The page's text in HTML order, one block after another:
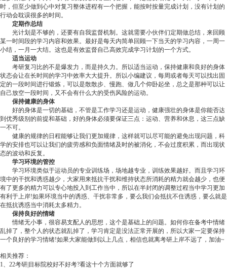
时，但至少做到心中对复习整体进程有一个把握，能按时按量完成计划，没有计划的
行动会耽误很多的时间。
定期作总结
光计划是不够的，还要有自我监督机制。这就需要小伙伴们定期做总结，来回顾
某一时间段的学习内容和效果。最好是每天内简单回顾一下当天的学习内容，一周一
小结，一月一大结。这也是有效监督自己高效完成学习计划的一个方式。
适当运动
考研复习比的不是爆发力，而是持久力。所以适当运动，保持健康和良好的身体
状态会让在长时间的学习中效率大大提升。所以小编建议，每周或者每天可以找出固
定的一段时间进行锻炼，可以是散散步、慢跑、做几个仰卧起坐，总之是那种可以让
自己放空一段时间，又不会有什么大的受伤风险的运动。
保持健康的身体
好的身体是一切的基础，不管是工作学习还是运动，健康强壮的身体是你能否达
到优秀级别的前提和基础，好的身体必须要保证三点：运动、营养和休息，这三点缺
一不可。
健康的规律的日程能够让我们更加规律，这样就可以尽可能的避免出现问题，科
学的安排也可以让我们的疲劳感和负面情绪及时的被消化，不会过度积累，而出现状
态的波动和反复。
学习环境的管控
学习环境类似于运动员的专业训练场，场地越专业，训练效果越好。而且学习环
境中的干扰和诱惑越少，大家用来抵抗干扰和维持状态所消耗的精力就会越少，也便
有了更多的精力可以专心地投入到工作当中，所以在半封闭的调整过程当中学习更加
有利于上岸!如果环境当中的诱惑、干扰非常多，要么我们会抵抗不住诱惑，要么就是
在抵抗诱惑当中消耗太多精力。
保持良好的情绪
情绪无小事，很容易支配人的思想，这个是基础上的问题。如何你在备考中情绪
乱掉了，整个人的状态就乱掉了，学习肯定是没法正常开展的，所以大家一定要保持
一个良好的学习情绪!如果大家能做到以上几点，相信也就离考研上岸不远了，加油~
相关推荐：
1、 22考研|目标院校好不好考?看这十个方面就够了